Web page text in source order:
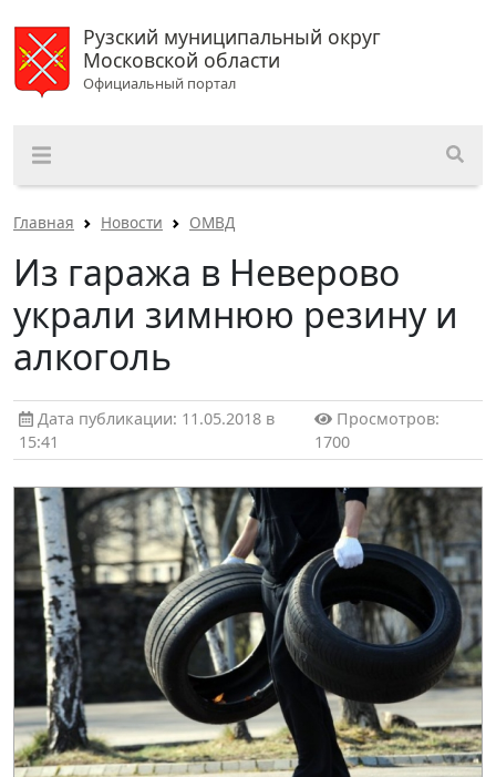
Рузский муниципальный округ
Московской области
Официальный портал
Главная Новости ОМВД
Из гаража в Неверово
украли зимнюю резину и
алкоголь
Дата публикации: 11.05.2018 в
15:41
Просмотров:
1700